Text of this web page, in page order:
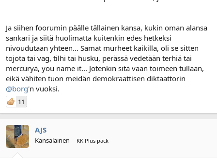
Ja siihen foorumin päälle tällainen kansa, kukin oman alansa
sankari ja siitä huolimatta kuitenkin edes hetkeksi
nivoudutaan yhteen... Samat murheet kaikilla, oli se sitten
tojota tai vag, tilhi tai husku, perässä vedetään terhiä tai
mercuryä, you name it... Jotenkin sitä vaan toimeen tullaan,
eikä vähiten tuon meidän demokraattisen diktaattorin
@borg'n vuoksi.
11
AJS
Kansalainen KK Plus pack